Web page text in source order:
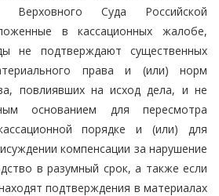
Верховного Суда Российской
в кассационных жалобе,
не подтверждают существенных
права и (или) норм
повлиявших на исход дела, и не
основанием для пересмотра
порядке и (или) для
компенсации за нарушение
в разумный срок, а также если
подтверждения в материалах